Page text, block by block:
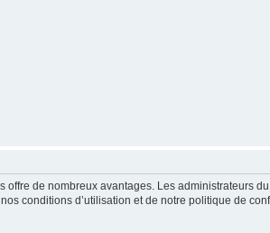
offre de nombreux avantages. Les administrateurs
conditions d’utilisation et de notre politique de